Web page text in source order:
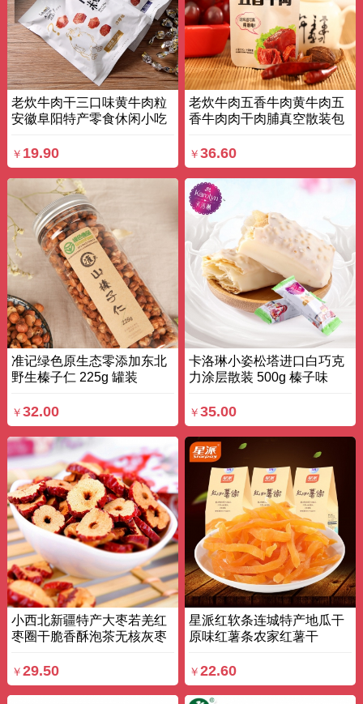
老炊牛肉干三口味黄牛肉粒
安徽阜阳特产零食休闲小吃
￥ 19.90
老炊牛肉五香牛肉黄牛肉五
香牛肉肉干肉脯真空散装包
￥36.60
准记绿色原生态零添加东北
野生榛子仁 225g 罐装
￥ 32.00
卡洛琳小姿松塔进口白巧克
力涂层散装 500g 榛子味
￥35.00
小西北新疆特产大枣若羌红
枣圈干脆香酥泡茶无核灰枣
￥ 29.50
星派红软条连城特产地瓜干
原味红薯条农家红薯干
￥22.60